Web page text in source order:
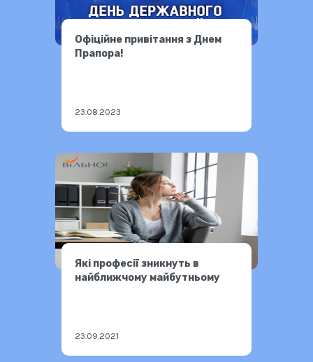
Офіційне привітання з Днем
Прапора!
23.08.2023
Які професії зникнуть в
найближчому майбутньому
23.09.2021